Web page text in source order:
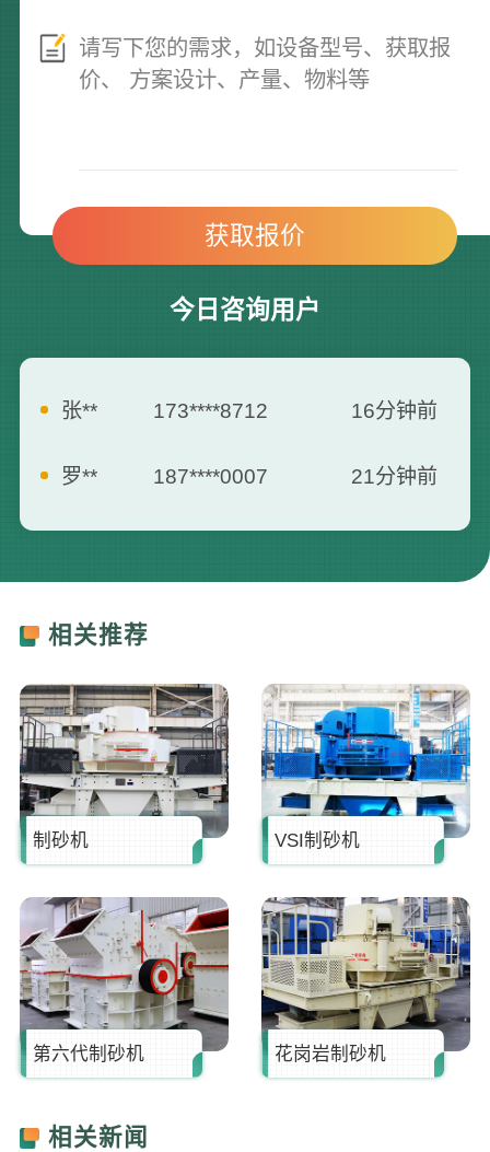
今日咨询用户
罗** 187****0007 21分钟前
李* 138****2562 25分钟前
胡** 181****6660 13分钟前
张** 173****8712 16分钟前
相关推荐
制砂机 VSI制砂机
第六代制砂机 花岗岩制砂机
相关新闻